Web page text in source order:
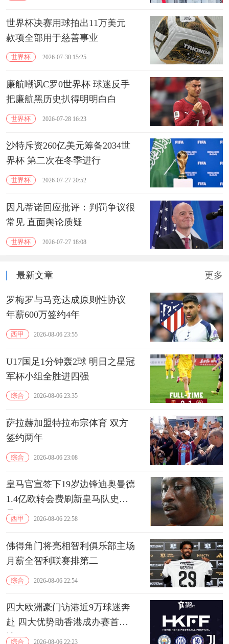
世界杯决赛用球拍出11万美元
款项全部用于慈善事业
世界杯 2026-07-30 15:25
廉航嘲讽C罗0世界杯 球迷反手
把廉航黑历史扒得明明白白
世界杯 2026-07-28 16:23
沙特斥资260亿美元筹备2034世
界杯 第二次在冬季进行
世界杯 2026-07-27 20:52
因凡蒂诺回应批评：判罚争议很
常见 直面舆论质疑
世界杯 2026-07-27 18:08
最新文章 更多
罗梅罗与马竞达成原则性协议
年薪600万签约4年
西甲 2026-08-06 23:55
U17国足1分钟轰2球 明日之星冠
军杯小组全胜进四强
综合 2026-08-06 23:35
萨拉赫加盟特拉布宗体育 双方
签约两年
综合 2026-08-06 23:08
皇马官宣签下19岁边锋迪奥曼德
1.4亿欧转会费刷新皇马队史纪
录西甲 2026-08-06 22:58
佛得角门将亮相智利俱乐部主场
月薪全智利联赛排第二
综合 2026-08-06 22:54
四大欧洲豪门访港近9万球迷奔
赴 四大优势助香港成办赛首选
地综合 2026-08-06 22:23